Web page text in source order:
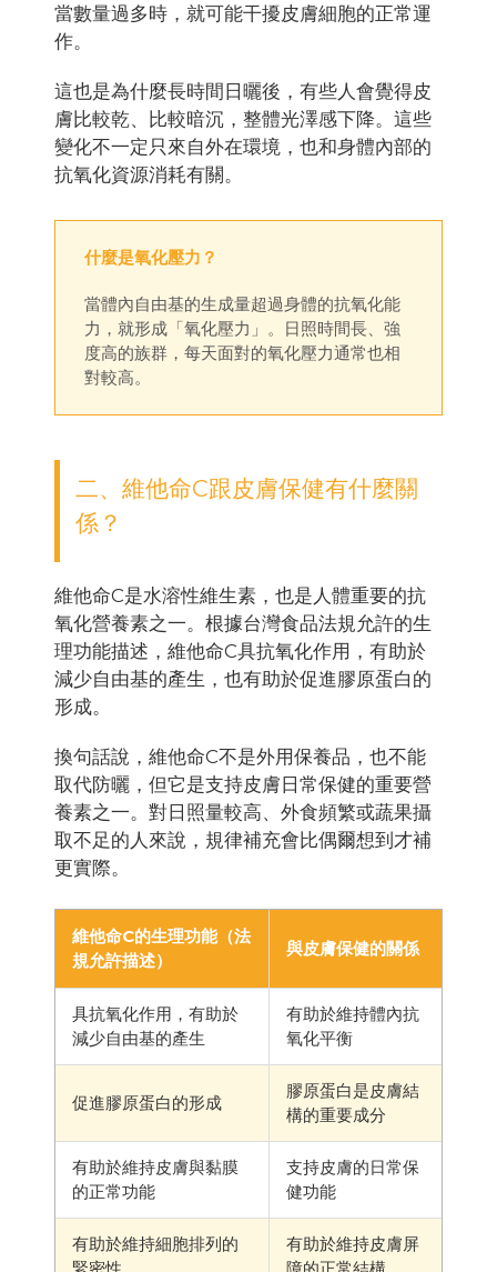
當數量過多時，就可能干擾皮膚細胞的正常運
作。
這也是為什麼長時間日曬後，有些人會覺得皮
膚比較乾、比較暗沉，整體光澤感下降。這些
變化不一定只來自外在環境，也和身體內部的
抗氧化資源消耗有關。
什麼是氧化壓力？
當體內自由基的生成量超過身體的抗氧化能
力，就形成「氧化壓力」。日照時間長、強
度高的族群，每天面對的氧化壓力通常也相
對較高。
二、維他命C跟皮膚保健有什麼關
係？
維他命C是水溶性維生素，也是人體重要的抗
氧化營養素之一。根據台灣食品法規允許的生
理功能描述，維他命C具抗氧化作用，有助於
減少自由基的產生，也有助於促進膠原蛋白的
形成。
換句話說，維他命C不是外用保養品，也不能
取代防曬，但它是支持皮膚日常保健的重要營
養素之一。對日照量較高、外食頻繁或蔬果攝
取不足的人來說，規律補充會比偶爾想到才補
更實際。
維他命C的生理功能（法
規允許描述）
與皮膚保健的關係
具抗氧化作用，有助於
減少自由基的產生
有助於維持體內抗
氧化平衡
促進膠原蛋白的形成
膠原蛋白是皮膚結
構的重要成分
有助於維持皮膚與黏膜
的正常功能
支持皮膚的日常保
健功能
有助於維持細胞排列的
有助於維持皮膚屏